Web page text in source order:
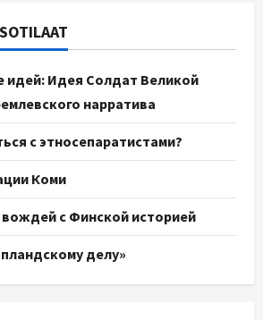
идей: Идея Солдат Великой
нарратива
с этносепаратистами?
Коми
с Финской историей
делу»